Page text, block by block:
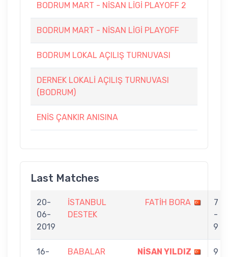
BODRUM MART - NİSAN LİGİ PLAYOFF 2
BODRUM MART - NİSAN LİGİ PLAYOFF
BODRUM LOKAL AÇILIŞ TURNUVASI
DERNEK LOKALİ AÇILIŞ TURNUVASI
(BODRUM)
ENİS ÇANKIR ANISINA
Last Matches
20-
06-
2019
İSTANBUL
DESTEK
FATİH BORA
7
-
9
16-
BABALAR
NİSAN YILDIZ
9